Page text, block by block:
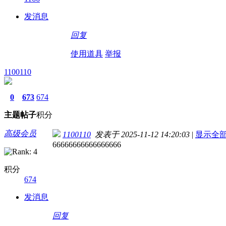
发消息
回复
使用道具 举报
1100110
0
主题
673
帖子
674
积分
高级会员
积分
674
发消息
1100110 发表于 2025-11-12 14:20:03 | 显示全
66666666666666666
回复